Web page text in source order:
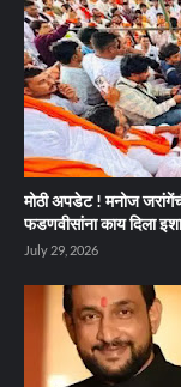
मोठी अपडेट ! मनोज
फडणवीसांना काय दिला
July 29, 2026